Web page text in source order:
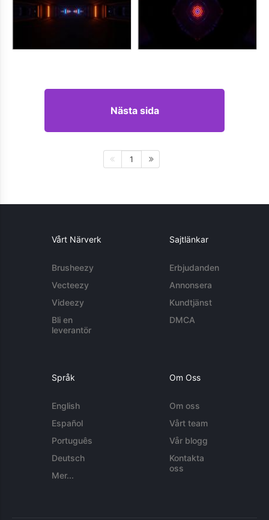
Nästa sida
1
Vårt Närverk
Brusheezy
Vecteezy
Videezy
Bli en
leverantör
Sajtlänkar
Erbjudanden
Annonsera
Kundtjänst
DMCA
Språk
English
Español
Português
Deutsch
Mer...
Om Oss
Om oss
Vårt team
Vår blogg
Kontakta
oss